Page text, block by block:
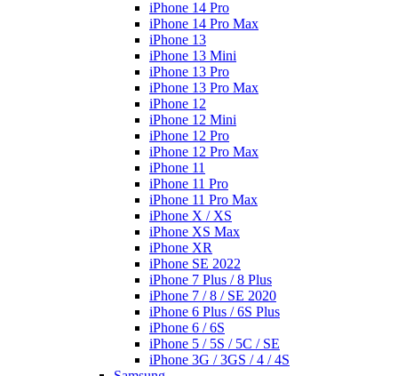
iPhone 14 Pro
iPhone 14 Pro Max
iPhone 13
iPhone 13 Mini
iPhone 13 Pro
iPhone 13 Pro Max
iPhone 12
iPhone 12 Mini
iPhone 12 Pro
iPhone 12 Pro Max
iPhone 11
iPhone 11 Pro
iPhone 11 Pro Max
iPhone X / XS
iPhone XS Max
iPhone XR
iPhone SE 2022
iPhone 7 Plus / 8 Plus
iPhone 7 / 8 / SE 2020
iPhone 6 Plus / 6S Plus
iPhone 6 / 6S
iPhone 5 / 5S / 5C / SE
iPhone 3G / 3GS / 4 / 4S